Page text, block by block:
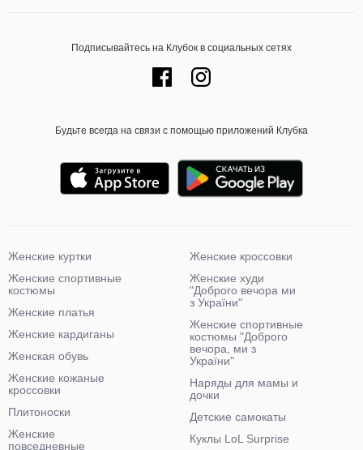
Подписывайтесь на Клубок в социальных сетях
Будьте всегда на связи с помощью приложений Клубка
Женские куртки
Женские спортивные
костюмы
Женские платья
Женские кардиганы
Женская обувь
Женские кожаные
кроссовки
Плитоноски
Женские
повседневные
Женские кроссовки
Женские худи
"Доброго вечора ми
з України"
Женские спортивные
костюмы "Доброго
вечора, ми з
України"
Наряды для мамы и
дочки
Детские самокаты
Куклы LoL Surprise